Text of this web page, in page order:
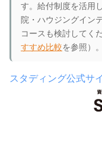
す。給付制度を活用
院・ハウジングイン
コースも検討してく
すすめ比較を参照）。
スタディング公式サ